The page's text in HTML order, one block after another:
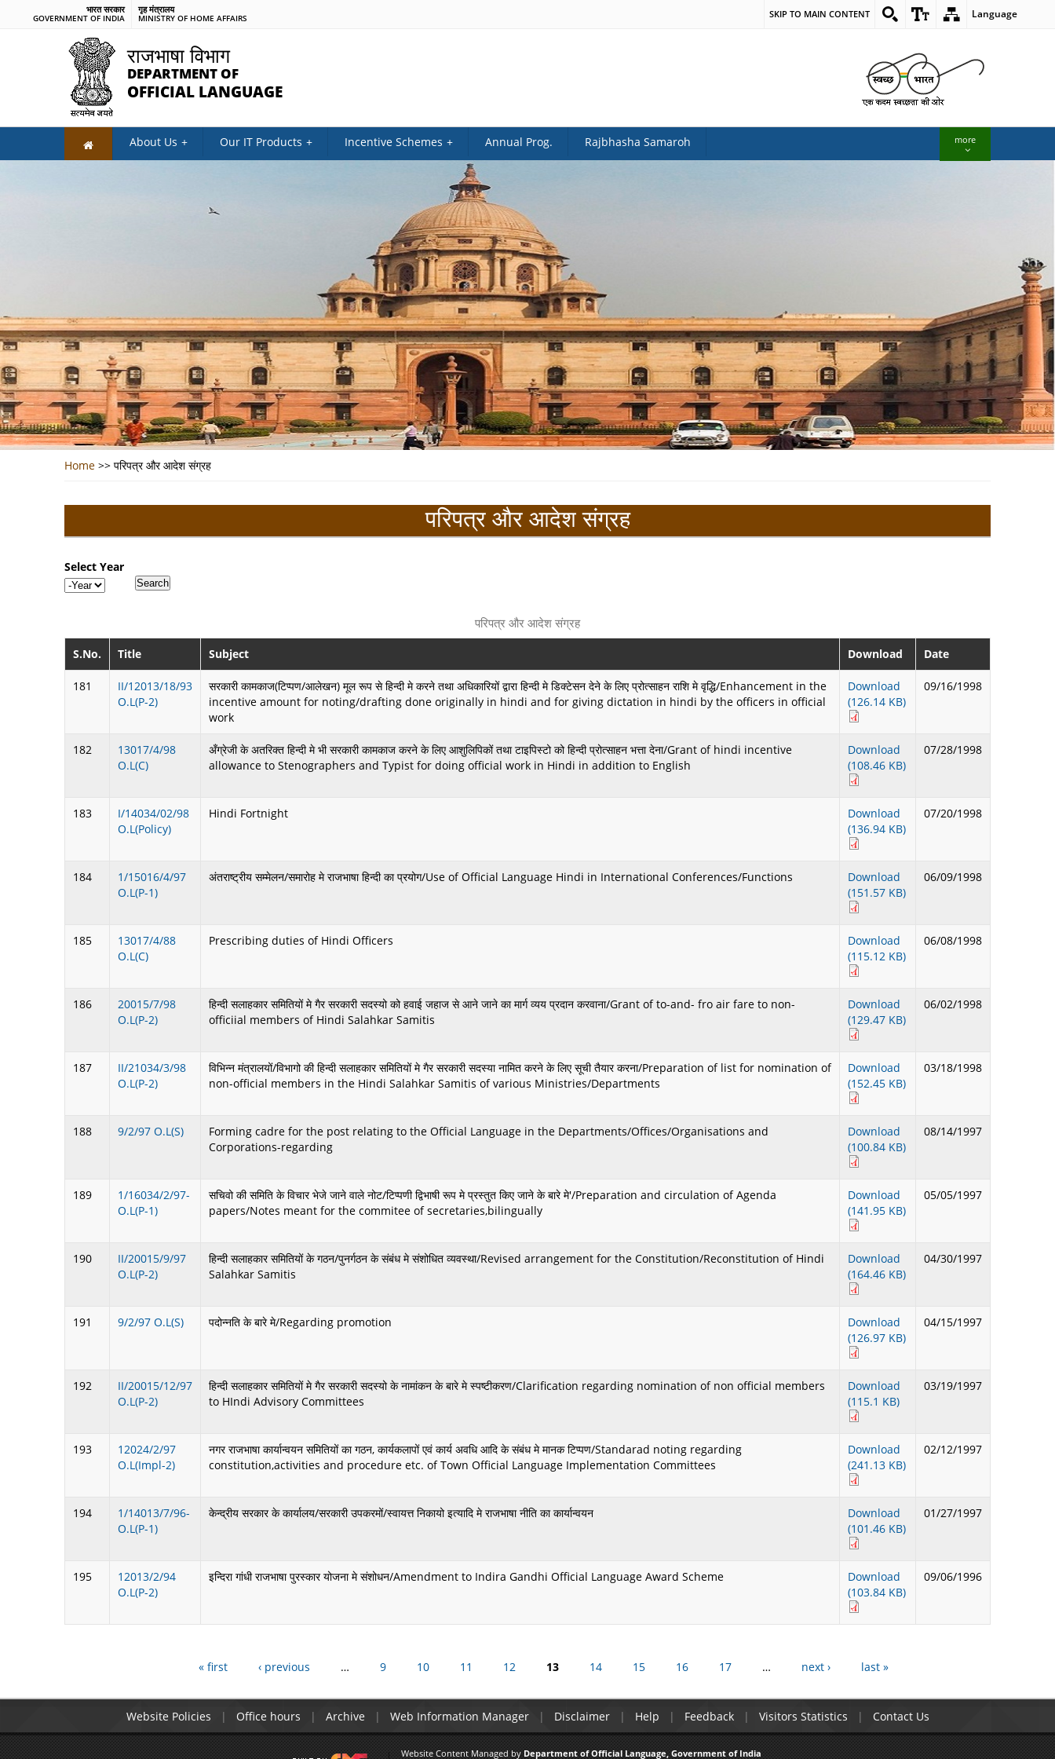
भारत सरकार
GOVERNMENT OF INDIA
गृह मंत्रालय
MINISTRY OF HOME AFFAIRS SKIP TO MAIN CONTENT Language
राजभाषा विभाग
DEPARTMENT OF
OFFICIAL LANGUAGE
About Us Our IT Products Incentive Schemes Annual Prog. Rajbhasha Samaroh more
Home >> परिपत्र और आदेश संग्रह
परिपत्र और आदेश संग्रह
Select Year
Year
परिपत्र और आदेश संग्रह
S.No. Title Subject Download Date
181
II/12013/18/93
O.L(P-2)
सरकारी कामकाज(टिप्पण/आलेखन) मूल रूप से हिन्दी मे करने तथा अधिकारियों द्वारा हिन्दी मे डिक्टेसन देने के लिए प्रोत्साहन राशि मे वृद्धि/Enhancement in the
incentive amount for noting/drafting done originally in hindi and for giving dictation in hindi by the officers in official
work
Download
(126.14 KB)
09/16/1998
182
13017/4/98
O.L(C)
अँग्रेजी के अतरिक्त हिन्दी मे भी सरकारी कामकाज करने के लिए आशुलिपिकों तथा टाइपिस्टो को हिन्दी प्रोत्साहन भत्ता देना/Grant of hindi incentive
allowance to Stenographers and Typist for doing official work in Hindi in addition to English
Download
(108.46 KB)
07/28/1998
183
I/14034/02/98
O.L(Policy)
Hindi Fortnight
Download
(136.94 KB)
07/20/1998
184
1/15016/4/97
O.L(P-1)
अंतराष्ट्रीय सम्मेलन/समारोह मे राजभाषा हिन्दी का प्रयोग/Use of Official Language Hindi in International Conferences/Functions
Download
(151.57 KB)
06/09/1998
185
13017/4/88
O.L(C)
Prescribing duties of Hindi Officers
Download
(115.12 KB)
06/08/1998
186
20015/7/98
O.L(P-2)
हिन्दी सलाहकार समितियों मे गैर सरकारी सदस्यो को हवाई जहाज से आने जाने का मार्ग व्यय प्रदान करवाना/Grant of to-and- fro air fare to non-
officiial members of Hindi Salahkar Samitis
Download
(129.47 KB)
06/02/1998
187
II/21034/3/98
O.L(P-2)
विभिन्न मंत्रालयों/विभागो की हिन्दी सलाहकार समितियों मे गैर सरकारी सदस्या नामित करने के लिए सूची तैयार करना/Preparation of list for nomination of
non-official members in the Hindi Salahkar Samitis of various Ministries/Departments
Download
(152.45 KB)
03/18/1998
188 9/2/97 O.L(S)
Forming cadre for the post relating to the Official Language in the Departments/Offices/Organisations and
Corporations-regarding
Download
(100.84 KB)
08/14/1997
189
1/16034/2/97-
O.L(P-1)
सचिवो की समिति के विचार भेजे जाने वाले नोट/टिप्पणी द्विभाषी रूप मे प्रस्तुत किए जाने के बारे मे'/Preparation and circulation of Agenda
papers/Notes meant for the commitee of secretaries,bilingually
Download
(141.95 KB)
05/05/1997
190
II/20015/9/97
O.L(P-2)
हिन्दी सलाहकार समितियों के गठन/पुनर्गठन के संबंध मे संशोधित व्यवस्था/Revised arrangement for the Constitution/Reconstitution of Hindi
Salahkar Samitis
Download
(164.46 KB)
04/30/1997
191 9/2/97 O.L(S) पदोन्नति के बारे मे/Regarding promotion
Download
(126.97 KB)
04/15/1997
192
II/20015/12/97
O.L(P-2)
हिन्दी सलाहकार समितियों मे गैर सरकारी सदस्यो के नामांकन के बारे मे स्पष्टीकरण/Clarification regarding nomination of non official members
to HIndi Advisory Committees
Download
(115.1 KB)
03/19/1997
193
12024/2/97
O.L(Impl-2)
नगर राजभाषा कार्यान्वयन समितियों का गठन, कार्यकलापों एवं कार्य अवधि आदि के संबंध मे मानक टिप्पण/Standarad noting regarding
constitution,activities and procedure etc. of Town Official Language Implementation Committees
Download
(241.13 KB)
02/12/1997
194
1/14013/7/96-
O.L(P-1)
केन्द्रीय सरकार के कार्यालय/सरकारी उपकरमों/स्वायत्त निकायो इत्यादि मे राजभाषा नीति का कार्यान्वयन
Download
(101.46 KB)
01/27/1997
195
12013/2/94
O.L(P-2)
इन्दिरा गांधी राजभाषा पुरस्कार योजना मे संशोधन/Amendment to Indira Gandhi Official Language Award Scheme
Download
(103.84 KB)
09/06/1996
Pages
« first ‹ previous … 9 10 11 12 13 14 15 16 17 … next › last »
Website Policies Office hours Archive Web Information Manager Disclaimer Help Feedback Visitors Statistics Contact Us
Website Content Managed by Department of Official Language, Government of India